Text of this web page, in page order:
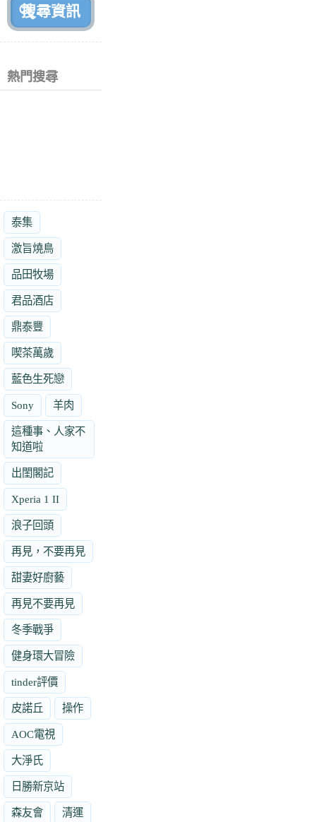
熱門搜尋
泰集
激旨燒鳥
品田牧場
君品酒店
鼎泰豐
喫茶萬歲
藍色生死戀
Sony 羊肉
這種事、人家不
知道啦
出閨閣記
Xperia 1 II
浪子回頭
再見，不要再見
甜妻好廚藝
再見不要再見
冬季戰爭
健身環大冒險
tinder評價
皮諾丘 操作
AOC電視
大淨氏
日勝新京站
森友會 清運